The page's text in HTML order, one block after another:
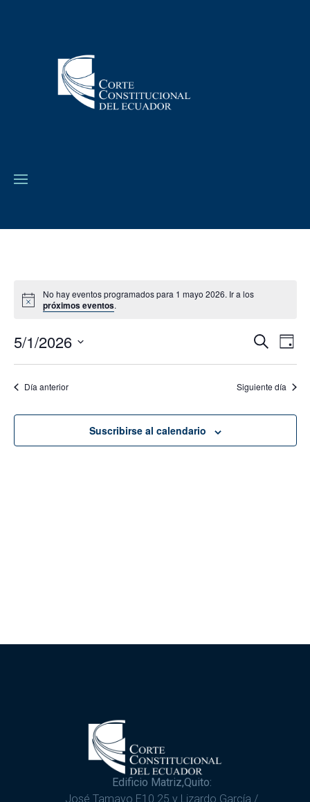
No hay eventos programados para 1 mayo 2026. Ir a los
próximos eventos.
de
vistas
de
Buscar
de
Día
5/1/2026
Día anterior Siguiente día
Suscribirse al calendario
Edificio Matriz,Quito:
José Tamayo E10 25 y Lizardo García /